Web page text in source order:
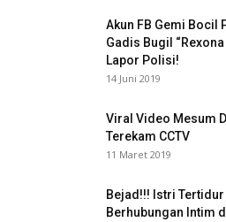
Akun FB Gemi Bocil
Gadis Bugil
Lapor Polisi!
14 Juni 2019
Viral Video Mesum
Terekam CCTV
11 Maret 2019
Bejad!!! Istri
Berhubungan Intim